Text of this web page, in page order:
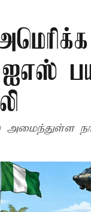
ஐஎஸ்
அமைந்துள்ள